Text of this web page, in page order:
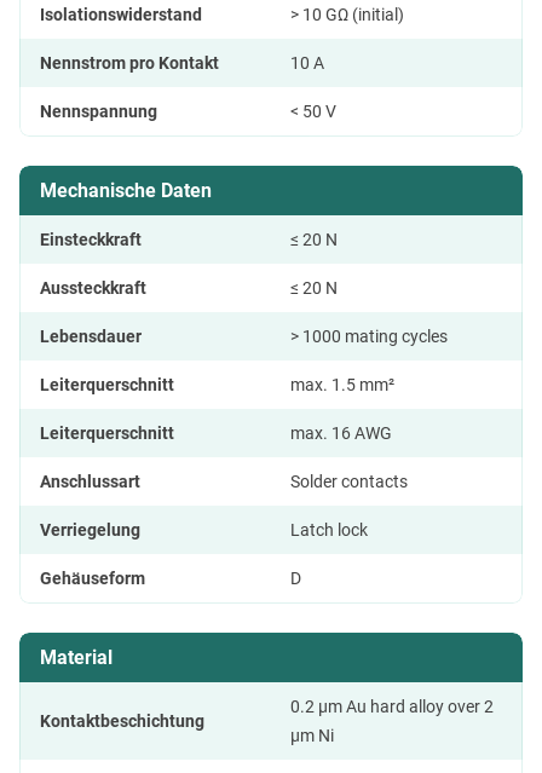
Isolationswiderstand > 10 GΩ (initial)
Nennstrom pro Kontakt 10 A
Nennspannung < 50 V
Mechanische Daten
Einsteckkraft ≤ 20 N
Aussteckkraft ≤ 20 N
Lebensdauer > 1000 mating cycles
Leiterquerschnitt max. 1.5 mm²
Leiterquerschnitt max. 16 AWG
Anschlussart Solder contacts
Verriegelung Latch lock
Gehäuseform D
Material
Kontaktbeschichtung
0.2 µm Au hard alloy over 2
µm Ni